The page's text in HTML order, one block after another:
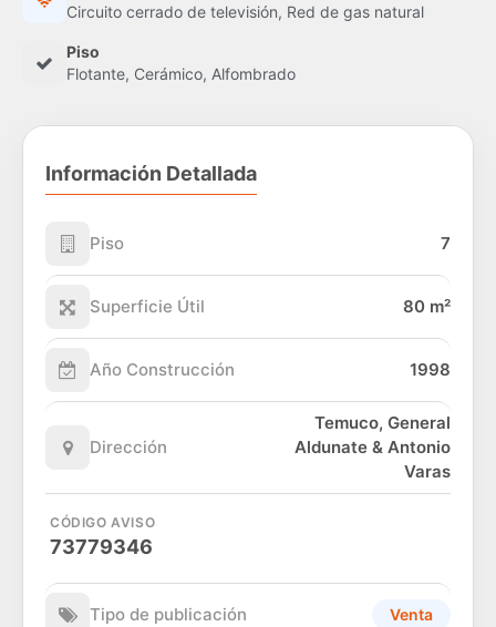
Circuito cerrado de televisión, Red de gas natural
Piso
Flotante, Cerámico, Alfombrado
Información Detallada
Piso 7
Superficie Útil 80 m²
Año Construcción 1998
Dirección
Temuco, General
Aldunate & Antonio
Varas
CÓDIGO AVISO
73779346
Tipo de publicación Venta